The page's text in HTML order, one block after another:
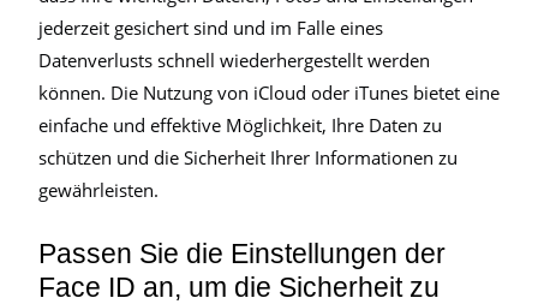
jederzeit gesichert sind und im Falle eines
Datenverlusts schnell wiederhergestellt werden
können. Die Nutzung von iCloud oder iTunes bietet eine
einfache und effektive Möglichkeit, Ihre Daten zu
schützen und die Sicherheit Ihrer Informationen zu
gewährleisten.
Passen Sie die Einstellungen der
Face ID an, um die Sicherheit zu